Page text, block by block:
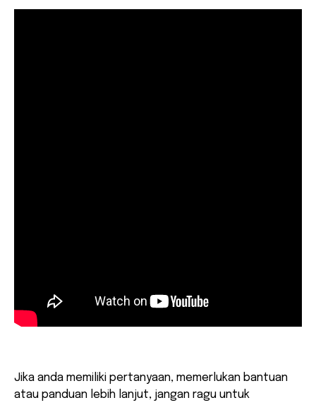
Jika anda memiliki pertanyaan, memerlukan bantuan
atau panduan lebih lanjut, jangan ragu untuk